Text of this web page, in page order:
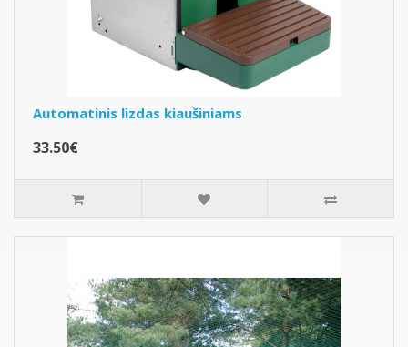
Automatinis lizdas kiaušiniams
33.50€